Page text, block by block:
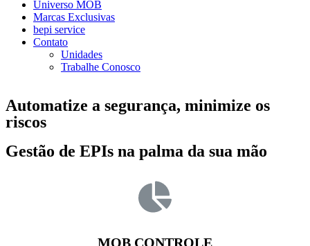
Universo MOB
Marcas Exclusivas
bepi service
Contato
Unidades
Trabalhe Conosco
Automatize a segurança, minimize os
riscos
Gestão de EPIs na palma da sua mão
MOB CONTROLE